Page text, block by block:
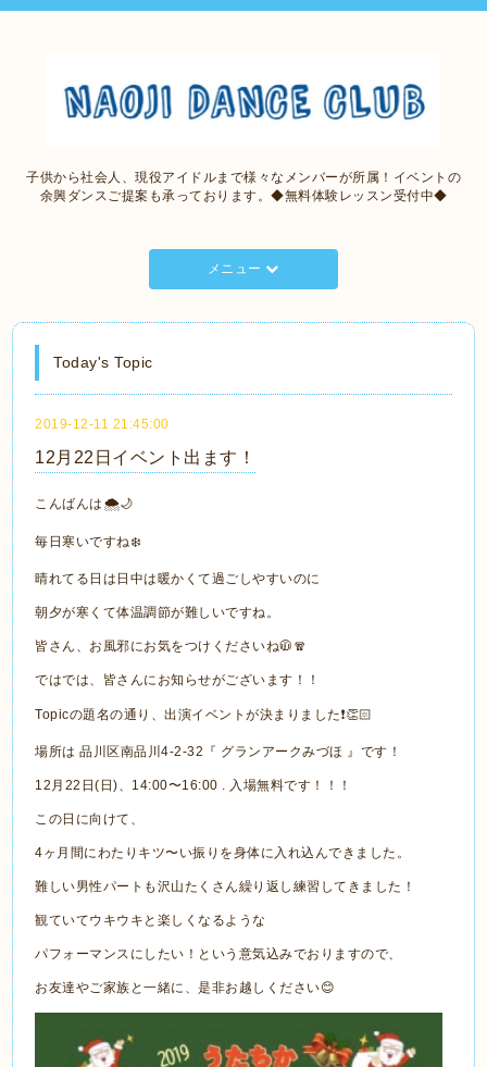
子供から社会人、現役アイドルまで様々なメンバーが所属！イベントの
余興ダンスご提案も承っております。◆無料体験レッスン受付中◆
メニュー
Today's Topic
2019-12-11 21:45:00
12月22日イベント出ます！
こんばんは🌨🌙
毎日寒いですね❄️
晴れてる日は日中は暖かくて過ごしやすいのに
朝夕が寒くて体温調節が難しいですね。
皆さん、お風邪にお気をつけくださいね🧥🧣
ではでは、皆さんにお知らせがございます！！
Topicの題名の通り、出演イベントが決まりました❗️👏🏻
場所は 品川区南品川4-2-32『 グランアークみづほ 』です！
12月22日(日)、14:00〜16:00 . 入場無料です！！！
この日に向けて、
4ヶ月間にわたりキツ〜い振りを身体に入れ込んできました。
難しい男性パートも沢山たくさん繰り返し練習してきました！
観ていてウキウキと楽しくなるような
パフォーマンスにしたい！という意気込みでおりますので、
お友達やご家族と一緒に、是非お越しください😊